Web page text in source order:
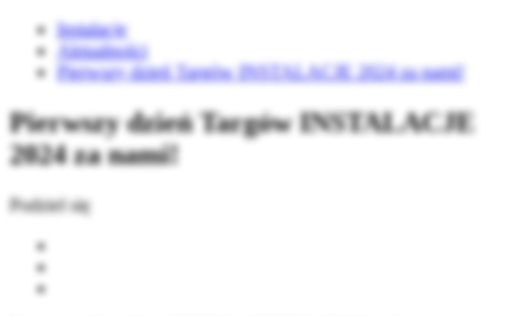
Instalacje
Aktualności
Pierwszy dzień Targów INSTALACJE 2024 za nami!
Pierwszy dzień Targów INSTALACJE
2024 za nami!
Podziel się